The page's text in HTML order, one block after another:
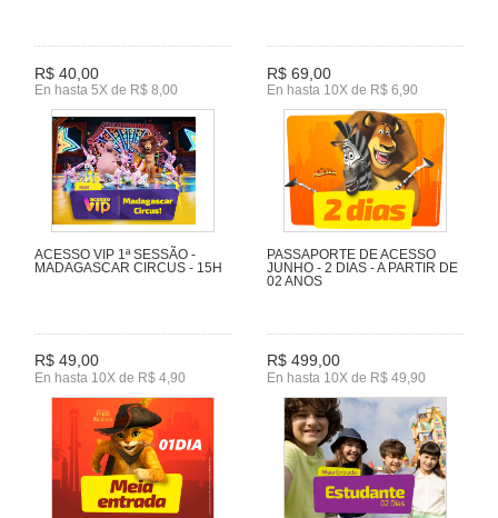
R$ 40,00
En hasta 5X de R$ 8,00
R$ 69,00
En hasta 10X de R$ 6,90
ACESSO VIP 1ª SESSÃO -
MADAGASCAR CIRCUS - 15H
R$ 49,00
En hasta 10X de R$ 4,90
PASSAPORTE DE ACESSO
JUNHO - 2 DIAS - A PARTIR DE
02 ANOS
R$ 499,00
En hasta 10X de R$ 49,90